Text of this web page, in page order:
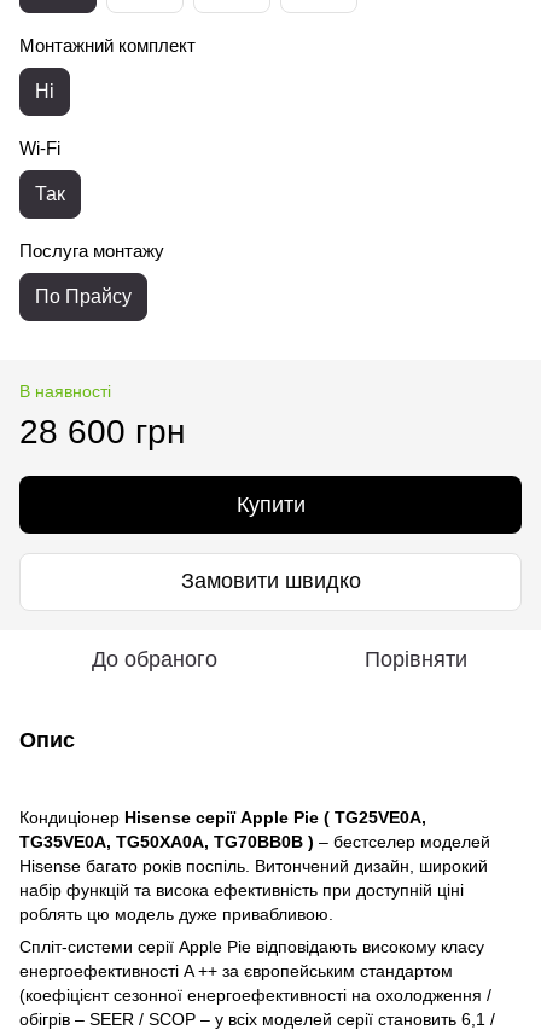
Монтажний комплект
Ні
Wi-Fi
Так
Послуга монтажу
По Прайсу
В наявності
28 600 грн
Купити
Замовити швидко
До обраного Порівняти
Опис
Кондиціонер Hisense серії Apple Pie ( TG25VE0A,
TG35VE0A, TG50XA0A, TG70BB0B ) – бестселер моделей
Hisense багато років поспіль. Витончений дизайн, широкий
набір функцій та висока ефективність при доступній ціні
роблять цю модель дуже привабливою.
Спліт-системи серії Apple Pie відповідають високому класу
енергоефективності A ++ за європейським стандартом
(коефіцієнт сезонної енергоефективності на охолодження /
обігрів – SEER / SCOP – у всіх моделей серії становить 6,1 /